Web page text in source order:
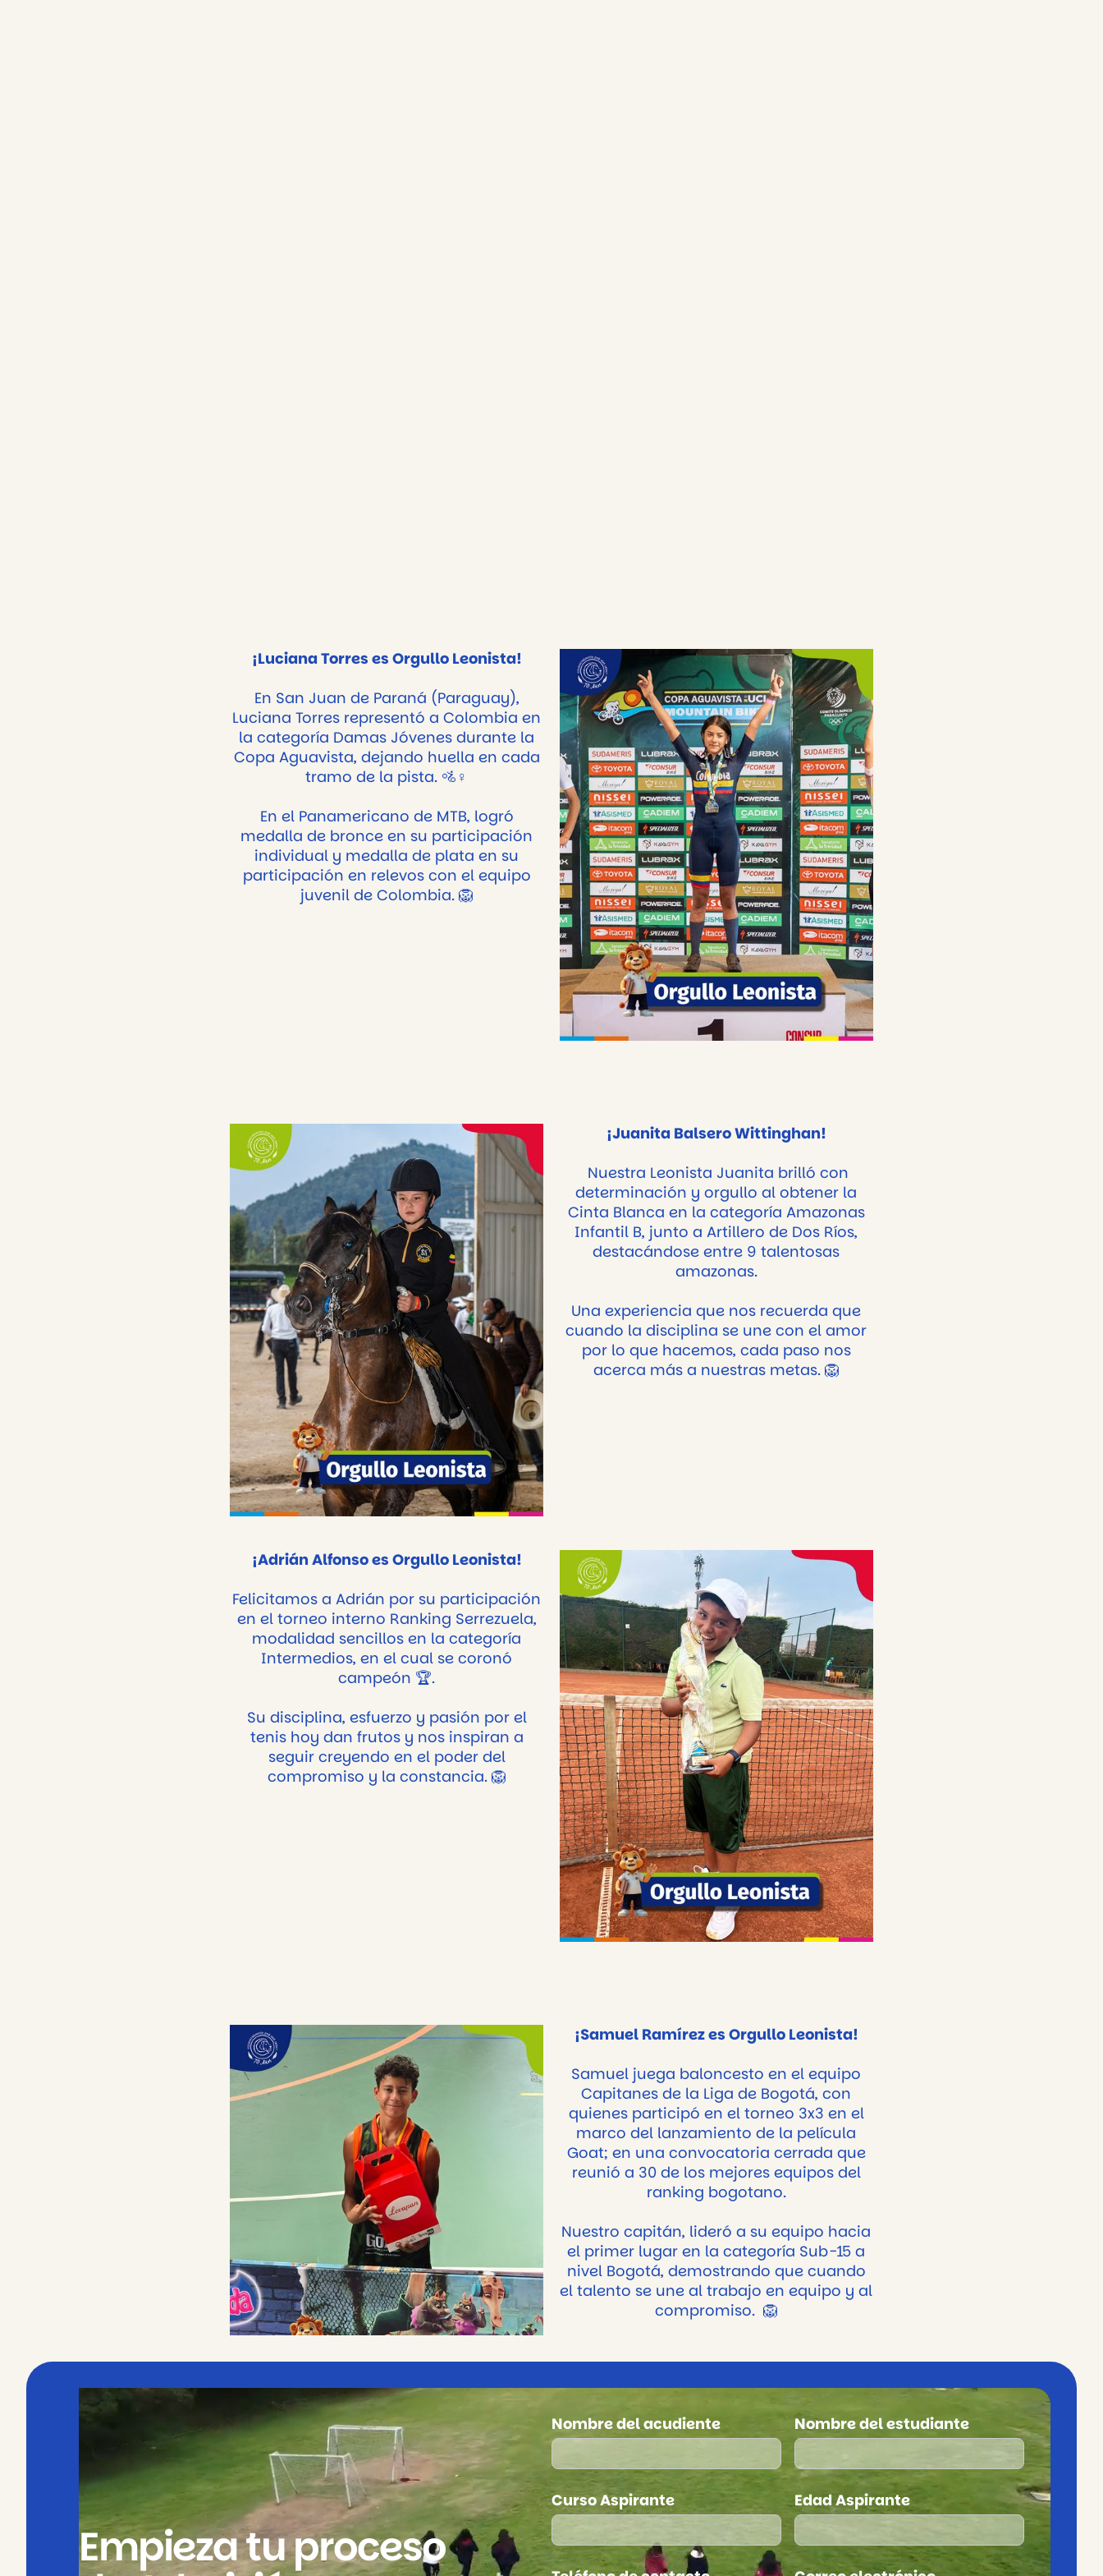
¡Luciana Torres es Orgullo Leonista!
En San Juan de Paraná (Paraguay),
Luciana Torres representó a Colombia en
la categoría Damas Jóvenes durante la
Copa Aguavista, dejando huella en cada
tramo de la pista. 🚵♀️
En el Panamericano de MTB, logró
medalla de bronce en su participación
individual y medalla de plata en su
participación en relevos con el equipo
juvenil de Colombia. 🦁
¡Juanita Balsero Wittinghan!
Nuestra Leonista Juanita brilló con
determinación y orgullo al obtener la
Cinta Blanca en la categoría Amazonas
Infantil B, junto a Artillero de Dos Ríos,
destacándose entre 9 talentosas
amazonas.
Una experiencia que nos recuerda que
cuando la disciplina se une con el amor
por lo que hacemos, cada paso nos
acerca más a nuestras metas. 🦁
¡Adrián Alfonso es Orgullo Leonista!
Felicitamos a Adrián por su participación
en el torneo interno Ranking Serrezuela,
modalidad sencillos en la categoría
Intermedios, en el cual se coronó
campeón 🏆.
Su disciplina, esfuerzo y pasión por el
tenis hoy dan frutos y nos inspiran a
seguir creyendo en el poder del
compromiso y la constancia. 🦁
¡Samuel Ramírez es Orgullo Leonista!
Samuel juega baloncesto en el equipo
Capitanes de la Liga de Bogotá, con
quienes participó en el torneo 3x3 en el
marco del lanzamiento de la película
Goat; en una convocatoria cerrada que
reunió a 30 de los mejores equipos del
ranking bogotano.
Nuestro capitán, lideró a su equipo hacia
el primer lugar en la categoría Sub-15 a
nivel Bogotá, demostrando que cuando
el talento se une al trabajo en equipo y al
compromiso. 🦁
Empieza tu proceso
Nombre del acudiente Nombre del estudiante
Curso Aspirante Edad Aspirante